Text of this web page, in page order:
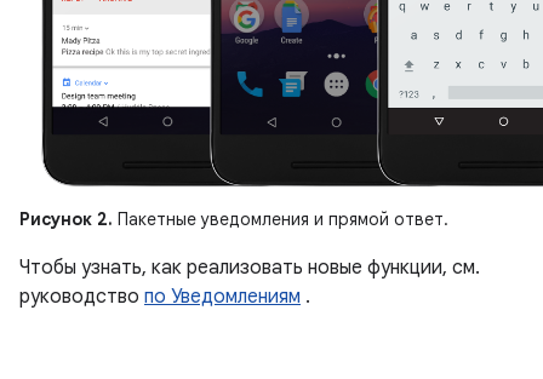
Рисунок 2. Пакетные уведомления и прямой ответ.
Чтобы узнать, как реализовать новые функции, см.
руководство по Уведомлениям .